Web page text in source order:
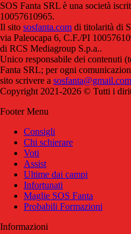
SOS Fanta SRL è una società
10057610965.
Il sito sosfanta.com di titolarità di
via Paleocapa 6, C.F./PI
di RCS Mediagroup S.p.a..
Unico responsabile dei contenuti
Fanta SRL; per ogni
sito scrivere a sosfanta@gmail.com
Copyright 2021-2026 © Tutti i
Footer Menu
Consigli
Chi schierare
Voti
Assist
Ultime dai campi
Infortunati
Maglie SOS Fanta
Probabili Formazioni
Informazioni